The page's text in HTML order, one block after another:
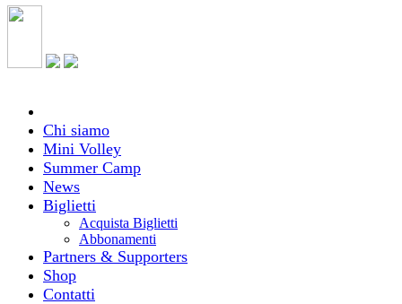
Chi siamo
Mini Volley
Summer Camp
News
Biglietti
Acquista Biglietti
Abbonamenti
Partners & Supporters
Shop
Contatti